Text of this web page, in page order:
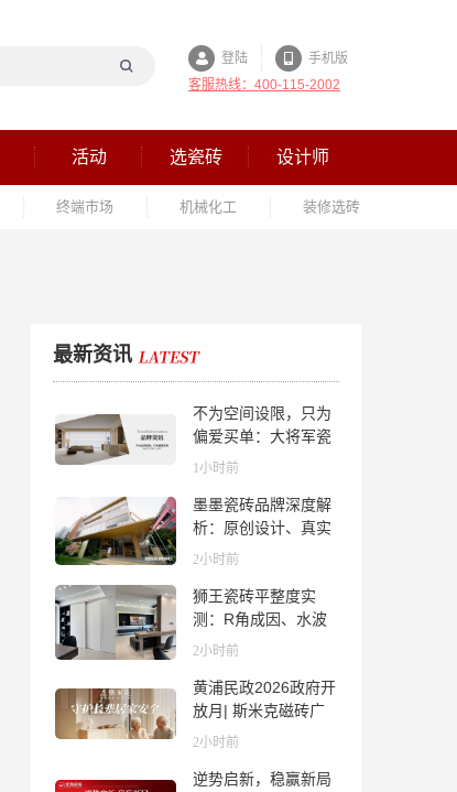
登陆
手机版
客服热线：400-115-2002
活动 选瓷砖 设计师
终端市场 机械化工 装修选砖
最新资讯
不为空间设限，只为
偏爱买单：大将军瓷
砖解锁“高级哑”人居
1小时前
墨墨瓷砖品牌深度解
析：原创设计、真实
质感与市场口碑全览
2小时前
狮王瓷砖平整度实
测：R角成因、水波
纹真相、辊棒印解析
2小时前
黄浦民政2026政府开
放月| 斯米克磁砖广
场适老化体验中心正
2小时前
逆势启新，稳赢新局